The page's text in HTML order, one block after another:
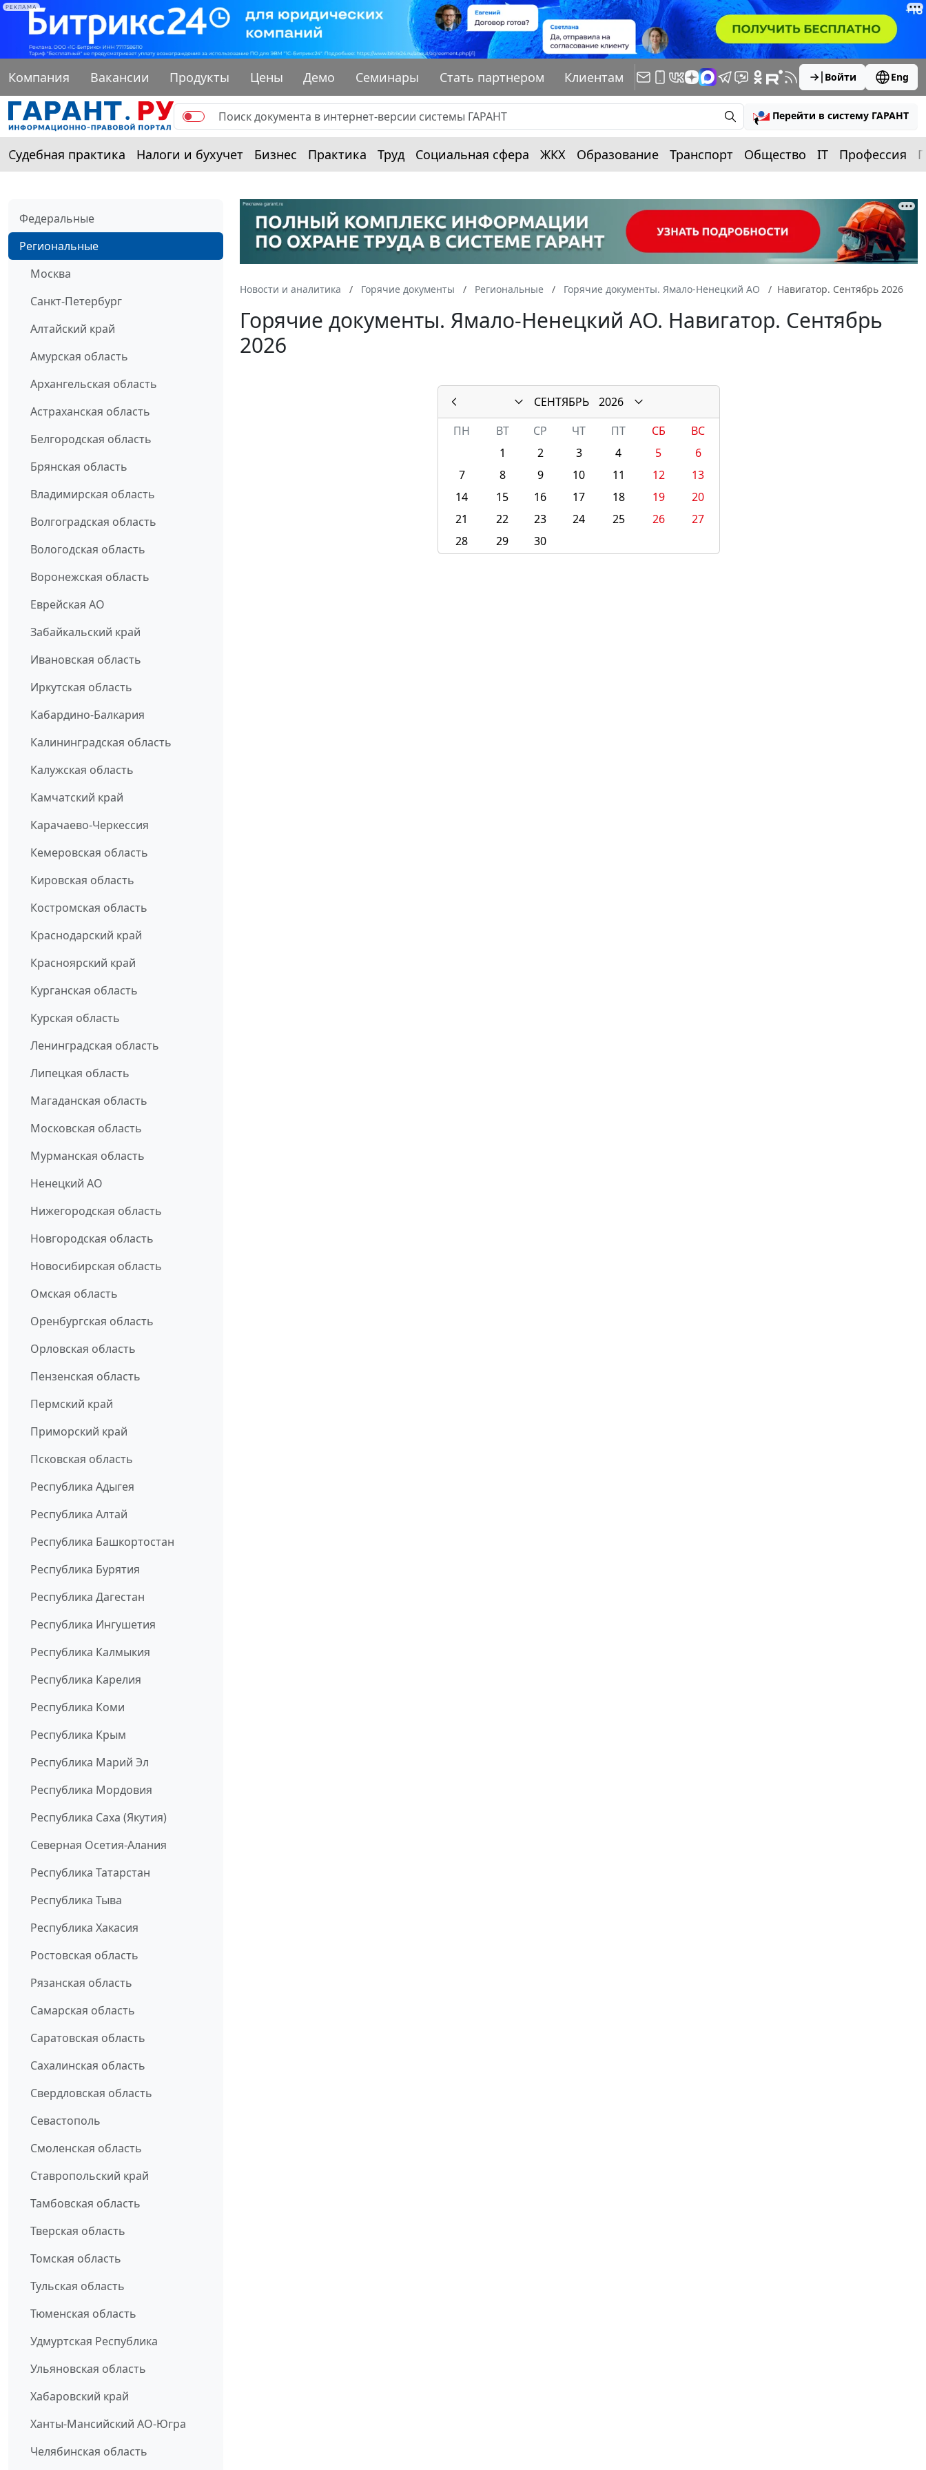
РЕКЛАМА
Компания Вакансии Продукты Цены Демо Семинары Стать партнером Клиентам Войти Eng
Перейти в систему ГАРАНТ
Судебная практика Налоги и бухучет Бизнес Практика Труд Социальная сфера ЖКХ Образование Транспорт Общество IT Профессия
Федеральные
Региональные
Москва
Санкт-Петербург
Алтайский край
Амурская область
Архангельская область
Астраханская область
Белгородская область
Брянская область
Владимирская область
Волгоградская область
Вологодская область
Воронежская область
Еврейская АО
Забайкальский край
Ивановская область
Иркутская область
Кабардино-Балкария
Калининградская область
Калужская область
Камчатский край
Карачаево-Черкессия
Кемеровская область
Кировская область
Костромская область
Краснодарский край
Красноярский край
Курганская область
Курская область
Ленинградская область
Липецкая область
Магаданская область
Московская область
Мурманская область
Ненецкий АО
Нижегородская область
Новгородская область
Новосибирская область
Омская область
Оренбургская область
Орловская область
Пензенская область
Пермский край
Приморский край
Псковская область
Республика Адыгея
Республика Алтай
Республика Башкортостан
Республика Бурятия
Республика Дагестан
Республика Ингушетия
Республика Калмыкия
Республика Карелия
Республика Коми
Республика Крым
Республика Марий Эл
Республика Мордовия
Республика Саха (Якутия)
Северная Осетия-Алания
Республика Татарстан
Республика Тыва
Республика Хакасия
Ростовская область
Рязанская область
Самарская область
Саратовская область
Сахалинская область
Свердловская область
Севастополь
Смоленская область
Ставропольский край
Тамбовская область
Тверская область
Томская область
Тульская область
Тюменская область
Удмуртская Республика
Ульяновская область
Хабаровский край
Ханты-Мансийский АО-Югра
Челябинская область
Новости и аналитика Горячие документы Региональные Горячие документы. Ямало-Ненецкий АО Навигатор. Сентябрь 2026
Горячие документы. Ямало-Ненецкий АО. Навигатор. Сентябрь
2026
СЕНТЯБРЬ
2026
ПН
ВТ СР ЧТ ПТ СБ
ВС
1
2 3 4 5
6
7
8 9 10 11 12
13
14
15 16 17 18 19
20
21
22 23 24 25 26
27
28
29 30